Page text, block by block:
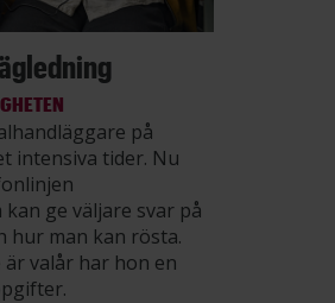
på
intensiva tider. Nu
ge väljare svar på
hur man kan rösta.
valår har hon en